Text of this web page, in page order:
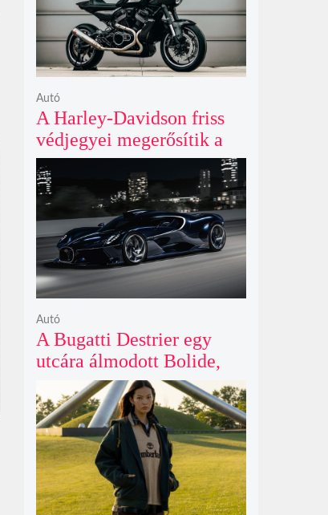
A Harley-Davidson friss
védjegyei megerősítik a
lenyűgöző café racer és
flat tracker szériagyártását
Autó
A Bugatti Destrier egy
utcára álmodott Bolide,
ami a pályaautók
brutalitását öltözteti
egyedi karosszériába
Autó